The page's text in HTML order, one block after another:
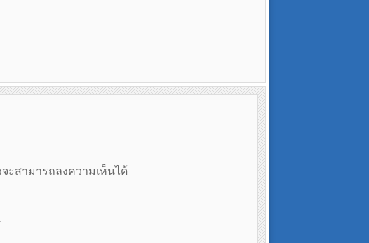
ะสามารถลงความเห็นได้